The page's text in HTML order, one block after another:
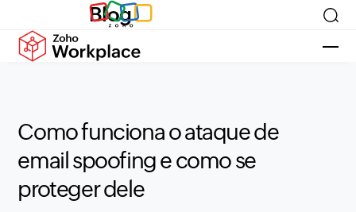
Blog
Como funciona o ataque de
email spoofing e como se
proteger dele